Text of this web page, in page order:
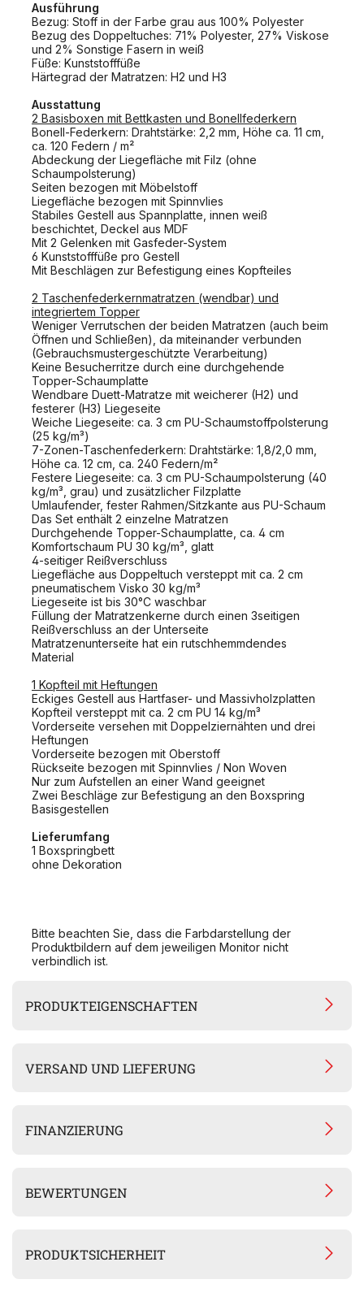
Ausführung
Bezug: Stoff in der Farbe grau aus 100% Polyester
Bezug des Doppeltuches: 71% Polyester, 27% Viskose
und 2% Sonstige Fasern in weiß
Füße: Kunststofffüße
Härtegrad der Matratzen: H2 und H3
Ausstattung
2 Basisboxen mit Bettkasten und Bonellfederkern
Bonell-Federkern: Drahtstärke: 2,2 mm, Höhe ca. 11 cm,
ca. 120 Federn / m²
Abdeckung der Liegefläche mit Filz (ohne
Schaumpolsterung)
Seiten bezogen mit Möbelstoff
Liegefläche bezogen mit Spinnvlies
Stabiles Gestell aus Spannplatte, innen weiß
beschichtet, Deckel aus MDF
Mit 2 Gelenken mit Gasfeder-System
6 Kunststofffüße pro Gestell
Mit Beschlägen zur Befestigung eines Kopfteiles
2 Taschenfederkernmatratzen (wendbar) und
integriertem Topper
Weniger Verrutschen der beiden Matratzen (auch beim
Öffnen und Schließen), da miteinander verbunden
(Gebrauchsmustergeschützte Verarbeitung)
Keine Besucherritze durch eine durchgehende
Topper-Schaumplatte
Wendbare Duett-Matratze mit weicherer (H2) und
festerer (H3) Liegeseite
Weiche Liegeseite: ca. 3 cm PU-Schaumstoffpolsterung
(25 kg/m³)
7-Zonen-Taschenfederkern: Drahtstärke: 1,8/2,0 mm,
Höhe ca. 12 cm, ca. 240 Federn/m²
Festere Liegeseite: ca. 3 cm PU-Schaumpolsterung (40
kg/m³, grau) und zusätzlicher Filzplatte
Umlaufender, fester Rahmen/Sitzkante aus PU-Schaum
Das Set enthält 2 einzelne Matratzen
Durchgehende Topper-Schaumplatte, ca. 4 cm
Komfortschaum PU 30 kg/m³, glatt
4-seitiger Reißverschluss
Liegefläche aus Doppeltuch versteppt mit ca. 2 cm
pneumatischem Visko 30 kg/m³
Liegeseite ist bis 30°C waschbar
Füllung der Matratzenkerne durch einen 3seitigen
Reißverschluss an der Unterseite
Matratzenunterseite hat ein rutschhemmdendes
Material
1 Kopfteil mit Heftungen
Eckiges Gestell aus Hartfaser- und Massivholzplatten
Kopfteil versteppt mit ca. 2 cm PU 14 kg/m³
Vorderseite versehen mit Doppelziernähten und drei
Heftungen
Vorderseite bezogen mit Oberstoff
Rückseite bezogen mit Spinnvlies / Non Woven
Nur zum Aufstellen an einer Wand geeignet
Zwei Beschläge zur Befestigung an den Boxspring
Basisgestellen
Lieferumfang
1 Boxspringbett
ohne Dekoration
Bitte beachten Sie, dass die Farbdarstellung der
Produktbildern auf dem jeweiligen Monitor nicht
verbindlich ist.
PRODUKTEIGENSCHAFTEN
VERSAND UND LIEFERUNG
FINANZIERUNG
BEWERTUNGEN
PRODUKTSICHERHEIT